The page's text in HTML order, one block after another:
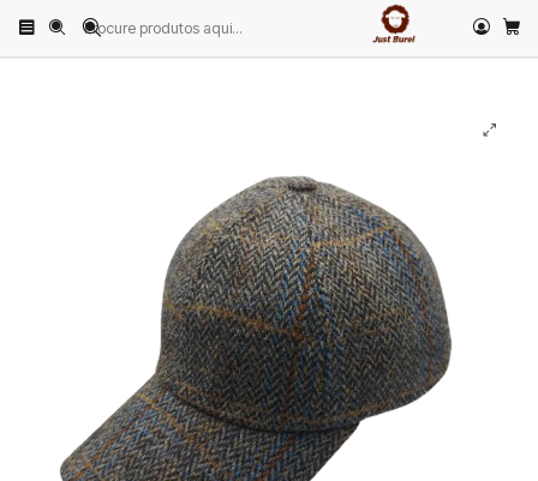
Início PRODUTOS CHAPÉUS
Baseball Cap Espinha Cinza Risca Azul Cobalto Just Burel